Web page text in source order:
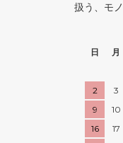
扱う、モ
日
月
2
3
9
10
16
17